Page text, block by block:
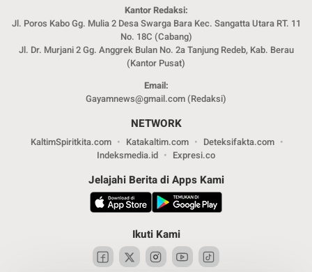
Kantor Redaksi:
Jl. Poros Kabo Gg. Mulia 2 Desa Swarga Bara Kec. Sangatta Utara RT. 11
No. 18C (Cabang)
Jl. Dr. Murjani 2 Gg. Anggrek Bulan No. 2a Tanjung Redeb, Kab. Berau
(Kantor Pusat)
Email:
Gayamnews@gmail.com (Redaksi)
NETWORK
KaltimSpiritkita.com Katakaltim.com
Deteksifakta.com
Indeksmedia.id
Expresi.co
Jelajahi Berita di Apps Kami
Ikuti Kami